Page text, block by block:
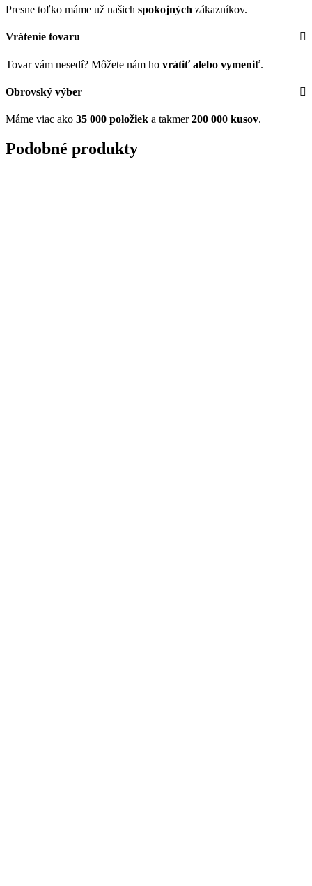
Presne toľko máme už našich spokojných zákazníkov.
Vrátenie tovaru
Tovar vám nesedí? Môžete nám ho vrátiť alebo vymeniť.
Obrovský výber
Máme viac ako 35 000 položiek a takmer200 000 kusov.
Podobné produkty